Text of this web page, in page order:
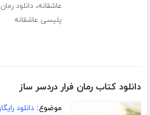
عاشقانه،دانلود
پلیسی عاشقانه
دانلود کتاب رمان فرار دردسر ساز
موضوع:دانلود